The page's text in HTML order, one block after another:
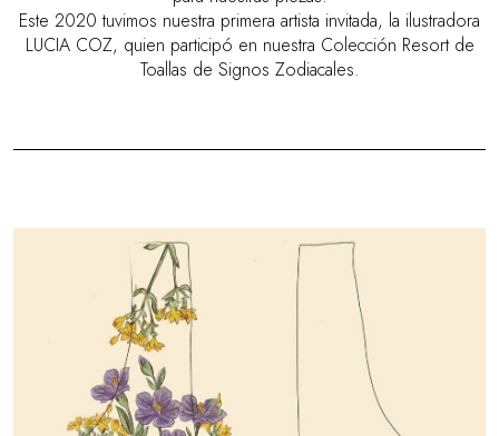
Este 2020 tuvimos nuestra primera artista invitada, la ilustradora
LUCIA COZ, quien participó en nuestra Colección Resort de
Toallas de Signos Zodiacales.